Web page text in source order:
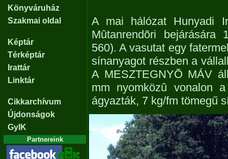
Könyváruház
Szakmai oldal
Képtár
Térképtár
Irattár
Linktár
Cikkarchívum
Újdonságok
GyIK
Partnereink
A mai hálózat Hunyadi
Mûtanrendõri bejárására
560). A vasutat egy
sínanyagot részben a
A MESZTEGNYÕ MÁV
mm nyomközû vonalon
ágyazták, 7 kg/fm tömegű